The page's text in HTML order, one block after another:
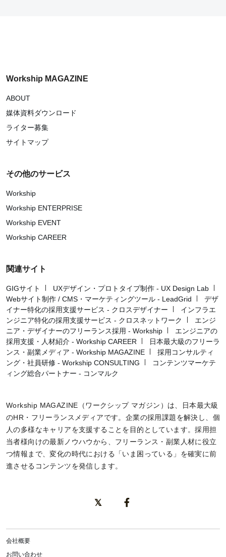
Workship MAGAZINE
ABOUT
媒体資料ダウンロード
ライター募集
サイトマップ
その他のサービス
Workship
Workship ENTERPRISE
Workship EVENT
Workship CAREER
関連サイト
GIGサイト
UXデザイン・プロトタイプ制作 - UX Design Lab
Webサイト制作 / CMS・マーケティングツール - LeadGrid
デザ
イナー特化の採用支援サービス - クロスデザイナー
インフラエ
ンジニア特化の採用支援サービス - クロスネットワーク
エンジ
ニア・デザイナーのフリーランス採用 - Workship
エンジニアの
採用支援・人材紹介 - Workship CAREER
日本最大級のフリーラ
ンス・副業メディア - Workship MAGAZINE
採用コンサルティ
ング・社員研修 - Workship CONSULTING
コンテンツマーケテ
ィング総合パートナー - コンマルク
Workship MAGAZINE（ワークシップ マガジン）は、日本最大級
のHR・フリーランスメディアです。企業の採用課題を解決し、個
人の多様なキャリアを支援することを目的としています。採用担
当者様向けの最新ノウハウから、フリーランス・副業人材に役立
つ情報まで、変化の時代における「いま困っている」を確実に前
進させるコンテンツを発信します。
会社概要
お問い合わせ